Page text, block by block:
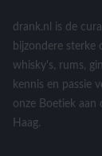
drank.nl is de
bijzondere sterke
whisky's, rums,
kennis en passie
onze Boetiek
Haag.